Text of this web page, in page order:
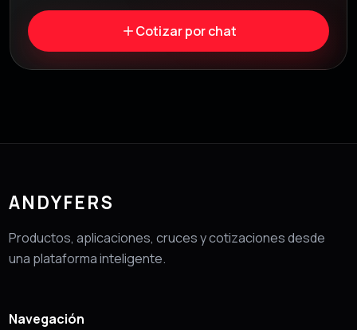
Cotizar por chat
ANDYFERS
Productos, aplicaciones, cruces y cotizaciones desde
una plataforma inteligente.
Navegación